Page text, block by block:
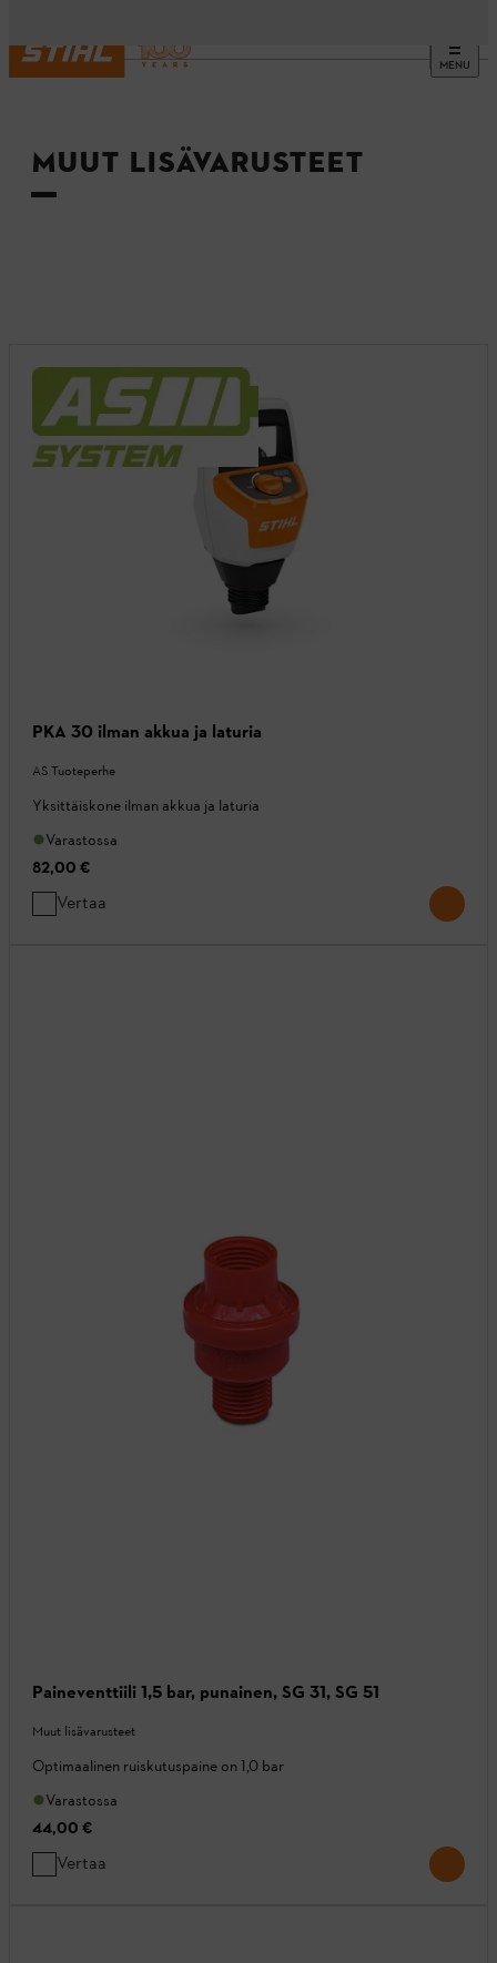
MENU
Etusivu
MUUT LISÄVARUSTEET
PKA 30 ilman akkua ja laturia
AS Tuoteperhe
Yksittäiskone ilman akkua ja laturia
Varastossa
82,00 €
Vertaa
Paineventtiili 1,5 bar, punainen, SG 31, SG 51
Muut lisävarusteet
Optimaalinen ruiskutuspaine on 1,0 bar
Varastossa
44,00 €
Vertaa